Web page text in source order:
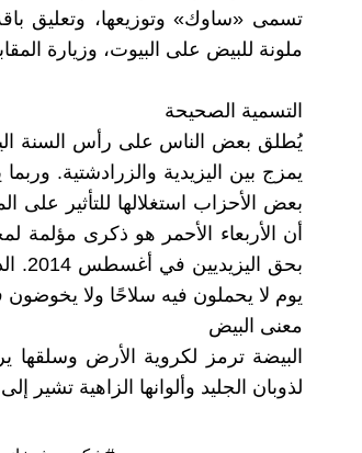
تسمى «ساوك» وتوزيعها، وتعليق
ملونة للبيض على البيوت، وزيارة
التسمية الصحيحة
يُطلق بعض الناس على رأس السنة
يمزج بين اليزيدية والزرادشتية.
بعض الأحزاب استغلالها للتأثير على
أن الأربعاء الأحمر هو ذكرى مؤلمة
بحق
يوم لا يحملون فيه سلاحًا ولا يخوضون
معنى البيض
البيضة ترمز لكروية الأرض وسلقها
لذوبان الجليد وألوانها الزاهية تشير